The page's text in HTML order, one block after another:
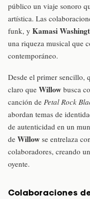
público un viaje sonoro
artística. Las
funk, y Kamasi
una riqueza musical que
contemporáneo.
Desde el primer sencillo,
claro que Willow busca
canción de Petal Rock
abordan temas de
de autenticidad en un
de Willow se entrelaza
colaboradores, creando
oyente.
Colaboraciones